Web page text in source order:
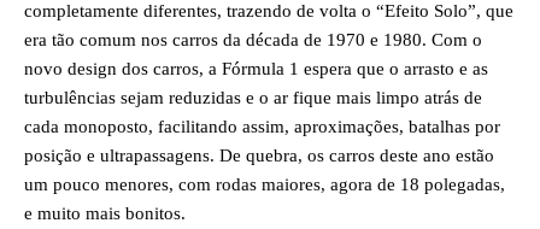
completamente diferentes, trazendo de volta o “Efeito Solo”, que
era tão comum nos carros da década de 1970 e 1980. Com o
novo design dos carros, a Fórmula 1 espera que o arrasto e as
turbulências sejam reduzidas e o ar fique mais limpo atrás de
cada monoposto, facilitando assim, aproximações, batalhas por
posição e ultrapassagens. De quebra, os carros deste ano estão
um pouco menores, com rodas maiores, agora de 18 polegadas,
e muito mais bonitos.